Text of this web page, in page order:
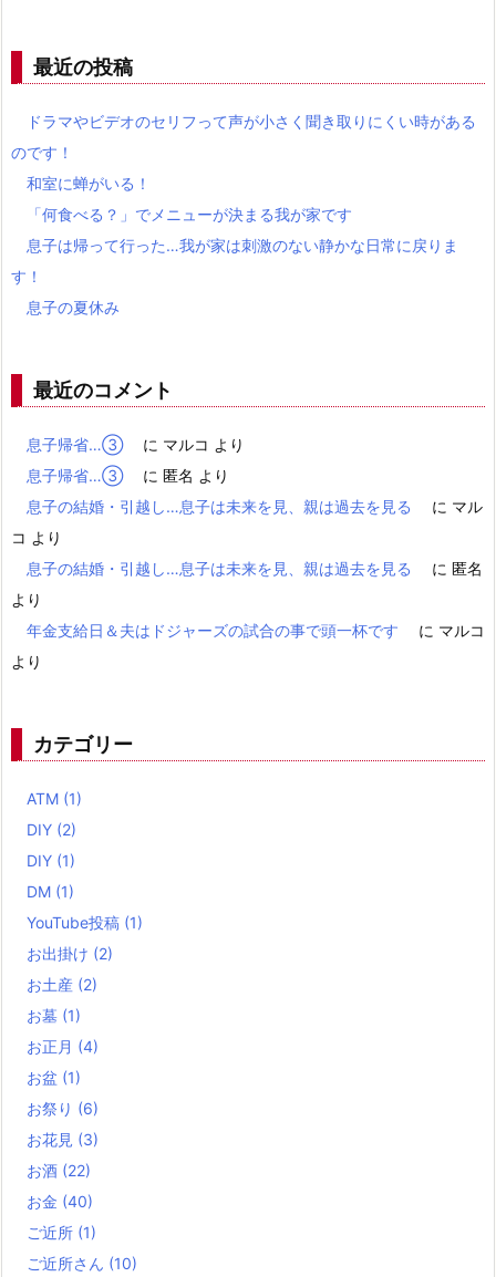
最近の投稿
ドラマやビデオのセリフって声が小さく聞き取りにくい時がある
のです！
和室に蝉がいる！
「何食べる？」でメニューが決まる我が家です
息子は帰って行った…我が家は刺激のない静かな日常に戻りま
す！
息子の夏休み
最近のコメント
息子帰省…③ に マルコ より
息子帰省…③
に 匿名 より
息子の結婚・引越し…息子は未来を見、親は過去を見る
に マル
コ より
息子の結婚・引越し…息子は未来を見、親は過去を見る
に 匿名
より
年金支給日＆夫はドジャーズの試合の事で頭一杯です
に マルコ
より
カテゴリー
ATM (1)
DIY (2)
DIY (1)
DM (1)
YouTube投稿 (1)
お出掛け (2)
お土産 (2)
お墓 (1)
お正月 (4)
お盆 (1)
お祭り (6)
お花見 (3)
お酒 (22)
お金 (40)
ご近所 (1)
ご近所さん (10)